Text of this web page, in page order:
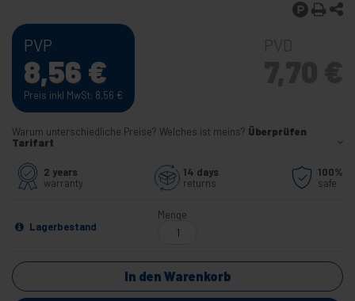
PVP
8,56 €
Preis inkl MwSt: 8,56 €
Warum unterschiedliche Preise? Welches ist meins? Überprüfen
Tarifart
2 years
warranty
14 days
returns
100%
safe
Lagerbestand
Menge
In den Warenkorb